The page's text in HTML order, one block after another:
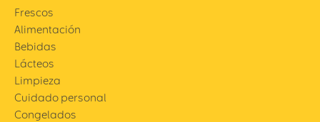
Frescos
Alimentación
Bebidas
Lácteos
Limpieza
Cuidado personal
Congelados